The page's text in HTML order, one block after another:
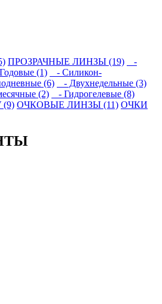
ПРОЗРАЧНЫЕ ЛИНЗЫ (19)
-
(1)
- Силикон-
(6)
- Двухнедельные (3)
(2)
- Гидрогелевые (8)
ОЧКОВЫЕ ЛИНЗЫ (11) ОЧКИ